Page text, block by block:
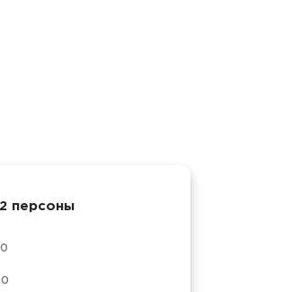
персоны